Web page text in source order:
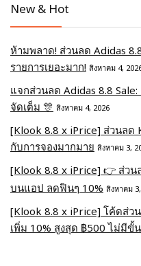
New & Hot
ห้ามพลาด! ส่วนลด Adidas
รายการเยอะมาก! สิงหาคม 4,
แจกส่วนลด Adidas 8.8
จัดเต็ม 🎊 สิงหาคม 4, 2026
[Klook 8.8 x iPrice] ส่วนลด
กับการจองมากมาย สิงหาคม 3,
[Klook 8.8 x iPrice] 👉 ส่วน
บนแอป ลดฟินๆ 10% สิงหาคม
[Klook 8.8 x iPrice] โค้ดส่ว
เพิ่ม 10% สูงสุด ฿500 ไม่มีขั้